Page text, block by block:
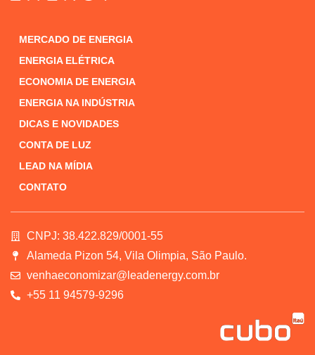
MERCADO DE ENERGIA
ENERGIA ELÉTRICA
ECONOMIA DE ENERGIA
ENERGIA NA INDÚSTRIA
DICAS E NOVIDADES
CONTA DE LUZ
LEAD NA MÍDIA
CONTATO
CNPJ: 38.422.829/0001-55
Alameda Pizon 54, Vila Olimpia, São Paulo.
venhaeconomizar@leadenergy.com.br
+55 11 94579-9296